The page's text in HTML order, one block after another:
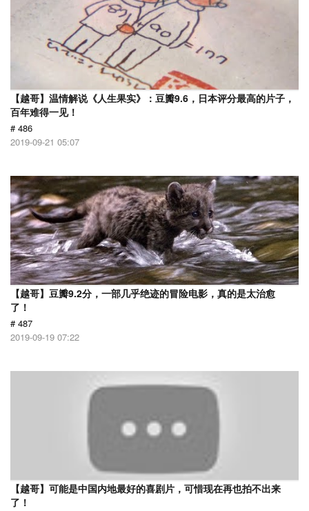
【越哥】温情解说《人生果实》：豆瓣9.6，日本评分最高的片子，
百年难得一见！
# 486
2019-09-21 05:07
【越哥】豆瓣9.2分，一部几乎绝迹的冒险电影，真的是太治愈
了！
# 487
2019-09-19 07:22
【越哥】可能是中国内地最好的喜剧片，可惜现在再也拍不出来
了！